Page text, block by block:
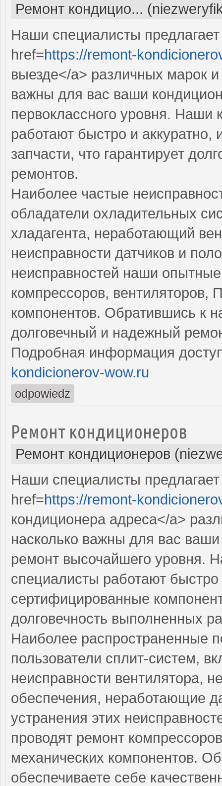
Ремонт кондицио...
Наши специалисты
href=https://remont-
выезде</a> различных марок
важны для вас ваши
первоклассного уровня.
работают быстро и аккуратно,
запчасти, что гарантирует
ремонтов.
Наиболее частые
обладатели охладительных
хладагента, неработающий
неисправности датчиков и
неисправностей наши
компрессоров, вентиляторов,
компонентов. Обратившись к
долговечный и надежный
Подробная информация
kondicionerov-wow.ru
odpowiedz
Ремонт кондиционеров
Ремонт кондиционеров
Наши специалисты
href=https://remont-
кондиционера адреса</a>
насколько важны для вас
ремонт высочайшего уровня.
специалисты работают быстро
сертифицированные
долговечность выполненных
Наиболее распространенные
пользователи сплит-систем,
неисправности вентилятора,
обеспечения, неработающие
устранения этих
проводят ремонт
механических компонентов.
обеспечиваете себе